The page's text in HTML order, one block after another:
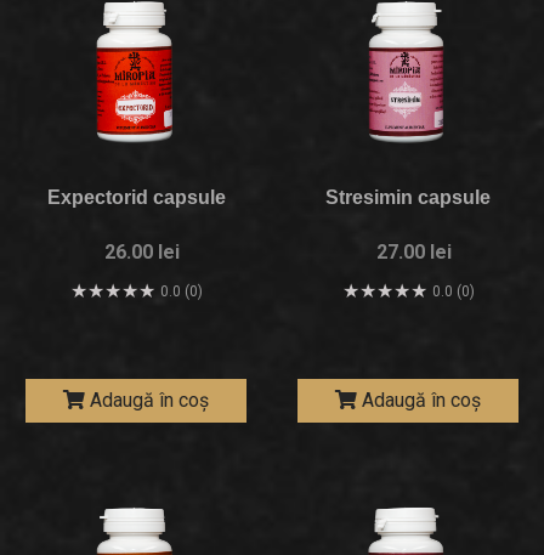
Expectorid capsule
26.00 lei
0.0 (0)
Adaugă în coș
Stresimin capsule
27.00 lei
0.0 (0)
Adaugă în coș